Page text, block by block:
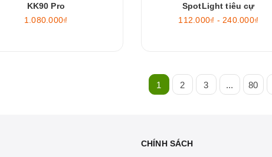
KK90 Pro
1.080.000₫
SpotLight tiêu cự
112.000₫ - 240.000₫
1 2 3 ... 80
CHÍNH SÁCH